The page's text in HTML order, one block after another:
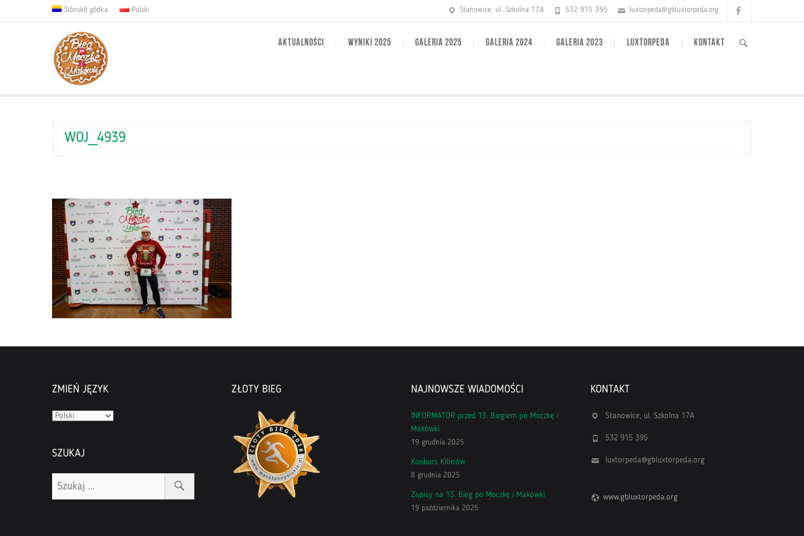
Ślōnskŏ gŏdka Polski Stanowice, ul. Szkolna 17A 532 915 395 luxtorpeda@gbluxtorpeda.org
AKTUALNOŚCI WYNIKI 2025 GALERIA 2025 GALERIA 2024 GALERIA 2023 LUXTORPEDA KONTAKT
WOJ_4939
ZMIEŃ JĘZYK
Zmień
SZUKAJ
ZŁOTY BIEG NAJNOWSZE WIADOMOŚCI
INFORMATOR przed 13. Biegiem po Moczkę i
Makówki
19 grudnia 2025
Konkurs Kibiców
8 grudnia 2025
Zapisy na 13. Bieg po Moczkę i Makówki
19 października 2025
KONTAKT
Stanowice, ul. Szkolna 17A
532 915 395
luxtorpeda@gbluxtorpeda.org
www.gbluxtorpeda.org